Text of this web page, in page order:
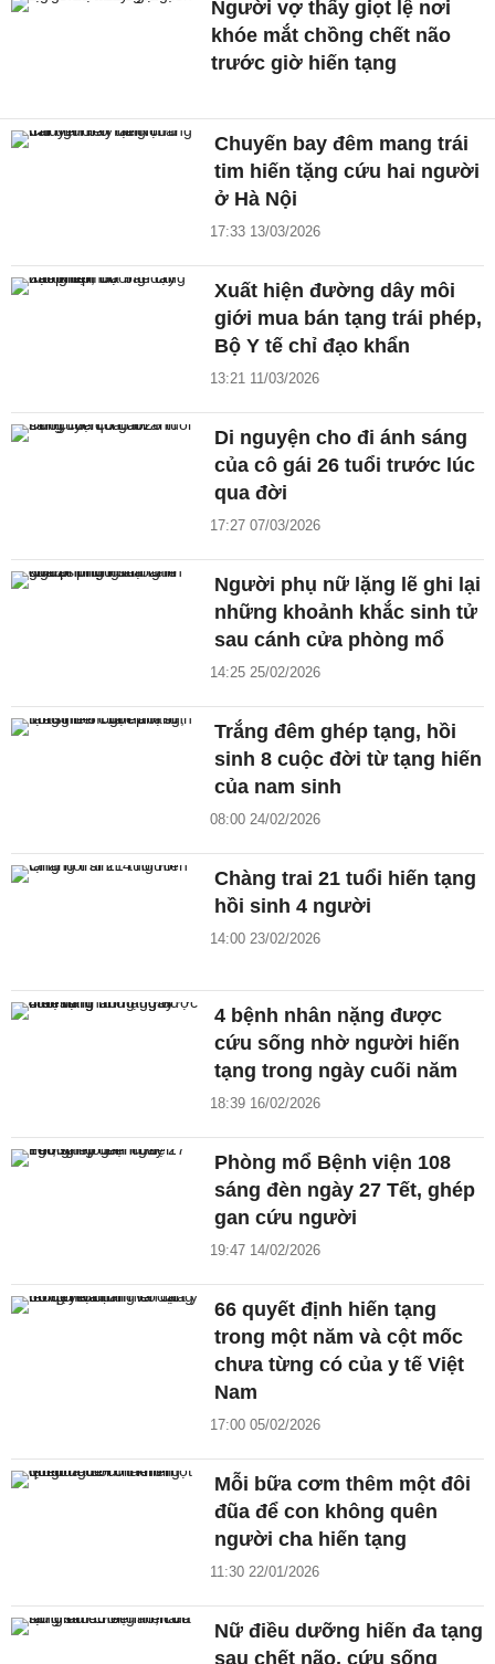
Người vợ thấy giọt lệ nơi
khóe mắt chồng chết não
trước giờ hiến tạng
Chuyến bay đêm mang trái
tim hiến tặng cứu hai người
ở Hà Nội
17:33 13/03/2026
Xuất hiện đường dây môi
giới mua bán tạng trái phép,
Bộ Y tế chỉ đạo khẩn
13:21 11/03/2026
Di nguyện cho đi ánh sáng
của cô gái 26 tuổi trước lúc
qua đời
17:27 07/03/2026
Người phụ nữ lặng lẽ ghi lại
những khoảnh khắc sinh tử
sau cánh cửa phòng mổ
14:25 25/02/2026
Trắng đêm ghép tạng, hồi
sinh 8 cuộc đời từ tạng hiến
của nam sinh
08:00 24/02/2026
Chàng trai 21 tuổi hiến tạng
hồi sinh 4 người
14:00 23/02/2026
4 bệnh nhân nặng được
cứu sống nhờ người hiến
tạng trong ngày cuối năm
18:39 16/02/2026
Phòng mổ Bệnh viện 108
sáng đèn ngày 27 Tết, ghép
gan cứu người
19:47 14/02/2026
66 quyết định hiến tạng
trong một năm và cột mốc
chưa từng có của y tế Việt
Nam
17:00 05/02/2026
Mỗi bữa cơm thêm một đôi
đũa để con không quên
người cha hiến tạng
11:30 22/01/2026
Nữ điều dưỡng hiến đa tạng
sau chết não, cứu sống